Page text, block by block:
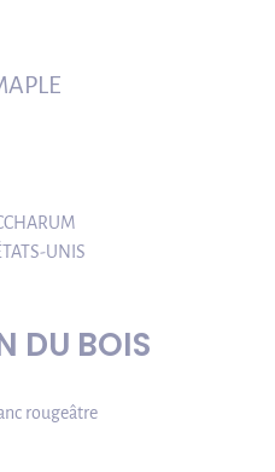
UNIS
DU BOIS
rougeâtre